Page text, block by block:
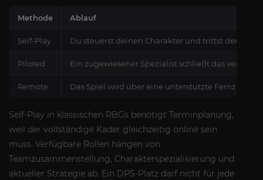
Methode Ablauf
Self-Play Du steuerst deinen Charakter und trittst dem
Piloted Ein zugewiesener Spezialist schließt das
Remote Das Spiel wird über eine unterstützte
Self-Play in klassischen RBGs benötigt Terminplanung,
weil der vollständige Kader gleichzeitig online sein
muss. Verfügbare Rollen hängen von
Teamzusammenstellung, Charakterspezialisierung und
aktueller Strategie ab. Ein DPS-Platz darf nicht für jede